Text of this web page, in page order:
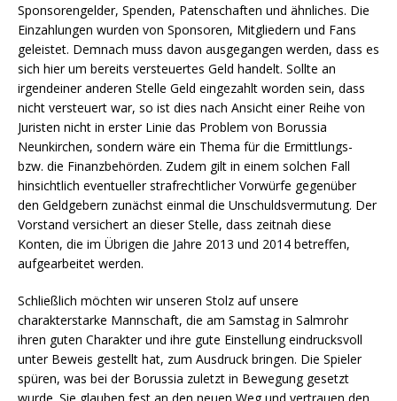
Sponsorengelder, Spenden, Patenschaften und ähnliches. Die
Einzahlungen wurden von Sponsoren, Mitgliedern und Fans
geleistet. Demnach muss davon ausgegangen werden, dass es
sich hier um bereits versteuertes Geld handelt. Sollte an
irgendeiner anderen Stelle Geld eingezahlt worden sein, dass
nicht versteuert war, so ist dies nach Ansicht einer Reihe von
Juristen nicht in erster Linie das Problem von Borussia
Neunkirchen, sondern wäre ein Thema für die Ermittlungs-
bzw. die Finanzbehörden. Zudem gilt in einem solchen Fall
hinsichtlich eventueller strafrechtlicher Vorwürfe gegenüber
den Geldgebern zunächst einmal die Unschuldsvermutung. Der
Vorstand versichert an dieser Stelle, dass zeitnah diese
Konten, die im Übrigen die Jahre 2013 und 2014 betreffen,
aufgearbeitet werden.
Schließlich möchten wir unseren Stolz auf unsere
charakterstarke Mannschaft, die am Samstag in Salmrohr
ihren guten Charakter und ihre gute Einstellung eindrucksvoll
unter Beweis gestellt hat, zum Ausdruck bringen. Die Spieler
spüren, was bei der Borussia zuletzt in Bewegung gesetzt